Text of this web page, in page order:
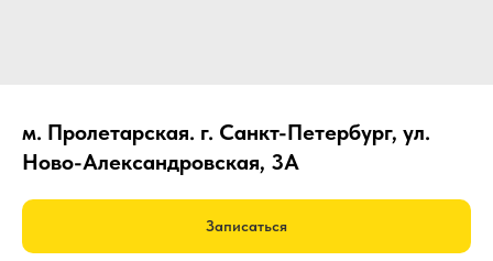
м. Пролетарская. г. Санкт-Петербург, ул.
Ново-Александровская, 3А
Записаться